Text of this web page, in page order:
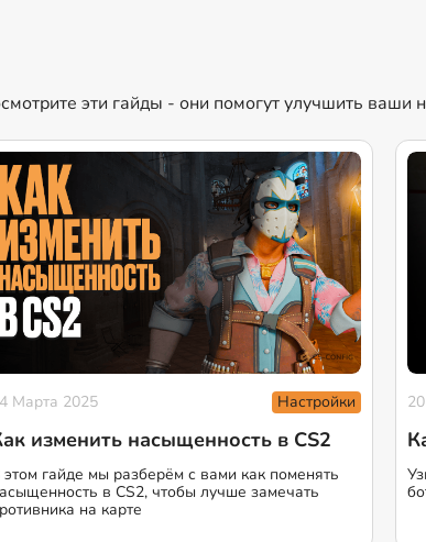
эти гайды - они помогут улучшить ваши
Марта 2025 Настройки
изменить насыщенность в CS2
этом гайде мы разберём с вами как поменять
в CS2, чтобы лучше замечать
на карте